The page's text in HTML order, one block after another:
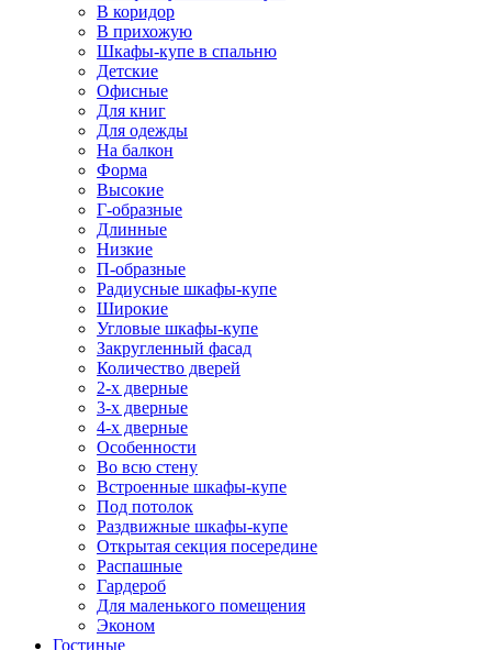
В коридор
В прихожую
Шкафы-купе в спальню
Детские
Офисные
Для книг
Для одежды
На балкон
Форма
Высокие
Г-образные
Длинные
Низкие
П-образные
Радиусные шкафы-купе
Широкие
Угловые шкафы-купе
Закругленный фасад
Количество дверей
2-х дверные
3-х дверные
4-х дверные
Особенности
Во всю стену
Встроенные шкафы-купе
Под потолок
Раздвижные шкафы-купе
Открытая секция посередине
Распашные
Гардероб
Для маленького помещения
Эконом
Гостиные